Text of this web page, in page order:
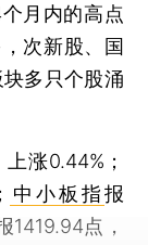
月内的高点
次新股、国
多只个股涌
涨0.44%；
中小板指报
1419.94点，